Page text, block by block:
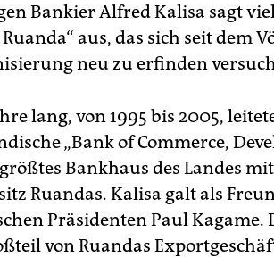
Bankier Alfred Kalisa sagt
aus, das sich seit dem
neu zu erfinden
lang, von 1995 bis 2005,
„Bank of Commerce,
Bankhaus des Landes
Ruandas. Kalisa galt als
Präsidenten Paul
von Ruandas